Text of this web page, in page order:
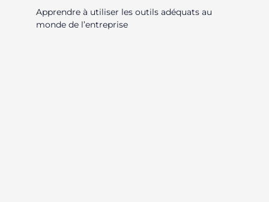
Apprendre à utiliser les outils adéquats au
monde de l’entreprise